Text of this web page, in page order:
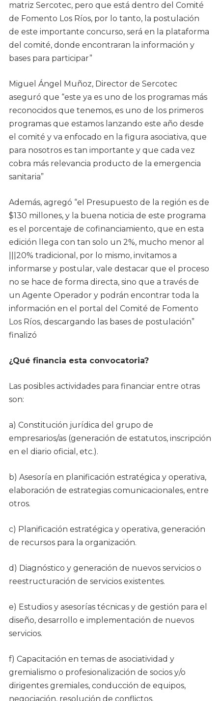
matriz Sercotec, pero que está dentro del Comité
de Fomento Los Ríos, por lo tanto, la postulación
de este importante concurso, será en la plataforma
del comité, donde encontraran la información y
bases para participar”
Miguel Ángel Muñoz, Director de Sercotec
aseguró que “este ya es uno de los programas más
reconocidos que tenemos, es uno de los primeros
programas que estamos lanzando este año desde
el comité y va enfocado en la figura asociativa, que
para nosotros es tan importante y que cada vez
cobra más relevancia producto de la emergencia
sanitaria”
Además, agregó “el Presupuesto de la región es de
$130 millones, y la buena noticia de este programa
es el porcentaje de cofinanciamiento, que en esta
edición llega con tan solo un 2%, mucho menor al
|||20% tradicional, por lo mismo, invitamos a
informarse y postular, vale destacar que el proceso
no se hace de forma directa, sino que a través de
un Agente Operador y podrán encontrar toda la
información en el portal del Comité de Fomento
Los Ríos, descargando las bases de postulación”
finalizó
¿Qué financia esta convocatoria?
Las posibles actividades para financiar entre otras
son:
a) Constitución jurídica del grupo de
empresarios/as (generación de estatutos, inscripción
en el diario oficial, etc.).
b) Asesoría en planificación estratégica y operativa,
elaboración de estrategias comunicacionales, entre
otros.
c) Planificación estratégica y operativa, generación
de recursos para la organización.
d) Diagnóstico y generación de nuevos servicios o
reestructuración de servicios existentes.
e) Estudios y asesorías técnicas y de gestión para el
diseño, desarrollo e implementación de nuevos
servicios.
f) Capacitación en temas de asociatividad y
gremialismo o profesionalización de socios y/o
dirigentes gremiales, conducción de equipos,
negociación, resolución de conflictos.